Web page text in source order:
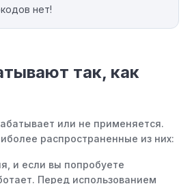
нет!
так, как
или не применяется.
распространенные из них:
и если вы попробуете
Перед использованием